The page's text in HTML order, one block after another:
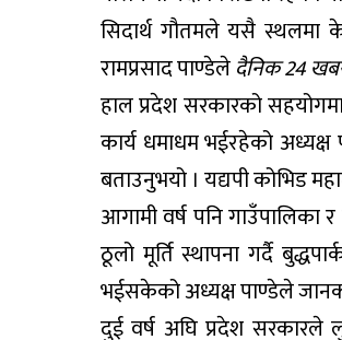
सिदार्थ गौतमले यसै स्थलमा
रामप्रसाद पाण्डेलेदैनिक 24
हाल प्रदेश सरकारको
कार्य धमाधम भईरहेको
बताउनुभयो । यद्यपी कोभिड
आगामी वर्ष पनि गाउँपालिका
ठूलो मूर्ति स्थापना गर्दै
भईसकेको अध्यक्ष पाण्डेले
दुई वर्ष अघि प्रदेश सरकारले